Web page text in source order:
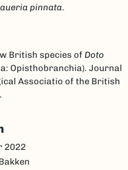
pinnata.
British species of Doto
Opisthobranchia). Journal
Associatio of the British
2022